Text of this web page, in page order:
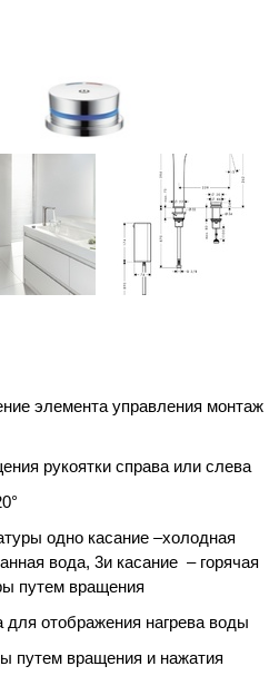
элемента управления монтаж
рукоятки справа или слева
одно касание –холодная
вода, 3и касание – горячая
путем вращения
для отображения нагрева воды
путем вращения и нажатия